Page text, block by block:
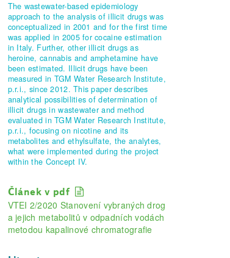
The wastewater-based epidemiology
approach to the analysis of illicit drugs was
conceptualized in 2001 and for the first time
was applied in 2005 for cocaine estimation
in Italy. Further, other illicit drugs as
heroine, cannabis and amphetamine have
been estimated. Illicit drugs have been
measured in TGM Water Research Institute,
p.r.i., since 2012. This paper describes
analytical possibilities of determination of
illicit drugs in wastewater and method
evaluated in TGM Water Research Institute,
p.r.i., focusing on nicotine and its
metabolites and ethylsulfate, the analytes,
what were implemented during the project
within the Concept IV.
Článek v pdf
VTEI 2/2020 Stanovení vybraných drog
a jejich metabolitů v odpadních vodách
metodou kapalinové chromatografie